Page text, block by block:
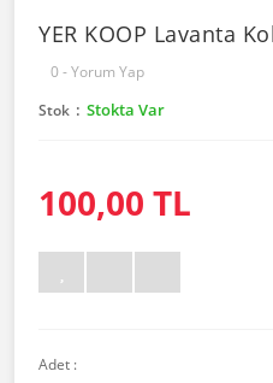
YER KOOP Lavanta
0 - Yorum Yap
Stok
Stokta Var
100,00 TL
Adet :